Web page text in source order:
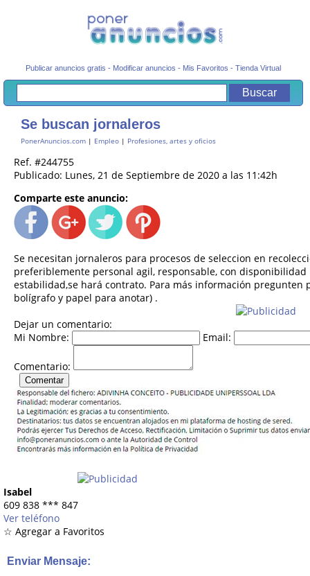
Publicar anuncios gratis - Modificar anuncios - Mis Favoritos -Tienda Virtual
Se buscan jornaleros
PonerAnuncios.com | Empleo | Profesiones, artes y oficios
Ref. #244755
Publicado: Lunes, 21 de Septiembre de 2020 a las 11:42h
Comparte este anuncio:
Se necesitan jornaleros para procesos de seleccion en
preferiblemente personal agil, responsable, con
estabilidad,se hará contrato. Para más información pregunten
bolígrafo y papel para anotar) .
Dejar un comentario:
Mi Nombre:
Email:
Comentario:
Isabel
609 838 *** 847
Ver teléfono
☆ Agregar a Favoritos
Enviar Mensaje: